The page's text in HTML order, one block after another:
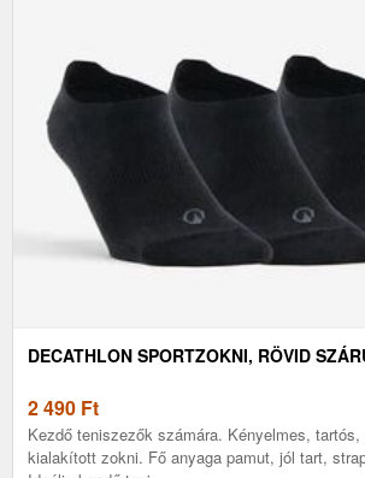
DECATHLON SPORTZOKNI, RÖVID
2 490 Ft
Kezdő teniszezők számára. Kényelmes, tartós,
kialakított zokni. Fő anyaga pamut, jól tart,